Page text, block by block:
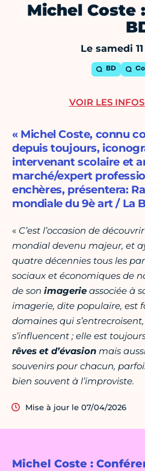
Michel Coste
Le samedi
BD
Michel Coste :
« Michel Coste, connu
depuis toujours,
intervenant scolaire et
marché/expert
enchères, présentera:
mondiale du 9è art / La
« C’est l’occasion de
mondial devenu majeur, et
quatre décennies tous les
sociaux et économiques de
de son imagerie associée à
imagerie, dite populaire, est
domaines qui s’entrecroisent,
s’influencent ; elle est
rêves et d’évasion mais
souvenirs pour chacun,
bien souvent à l’improviste.
Mise à jour le 07/04/2026
VOIR LES